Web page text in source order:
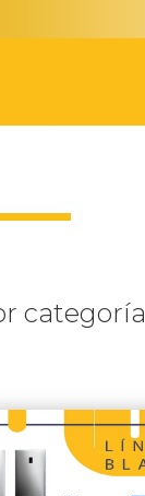
categoría